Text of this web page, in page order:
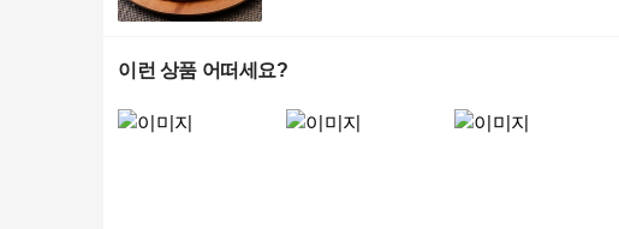
이런 상품 어떠세요?